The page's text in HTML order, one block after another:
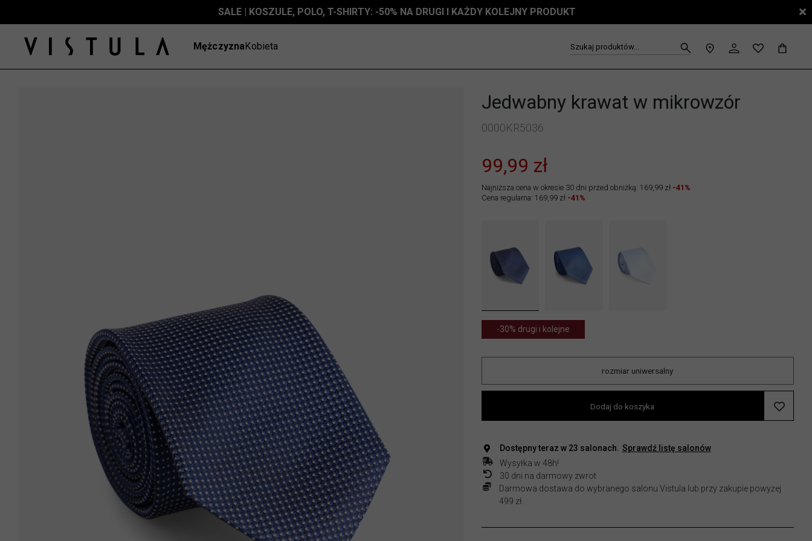
SALE | KOSZULE, POLO, T-SHIRTY: -50% NA DRUGI I KAŻDY KOLEJNY PRODUKT
MężczyznaKobieta Szukaj produktów...
Jedwabny krawat w mikrowzór
0000KR5036
99,99 zł
Najniższa cena w okresie 30 dni przed obniżką: 169,99 zł -41%
Cena regularna: 169,99 zł -41%
-30% drugi i kolejne
rozmiar uniwersalny
Dodaj do koszyka
Dostępny teraz w 23 salonach. Sprawdź listę salonów
Wysyłka w 48h!
30 dni na darmowy zwrot
Darmowa dostawa do wybranego salonu Vistula lub przy zakupie powyżej
499 zł.